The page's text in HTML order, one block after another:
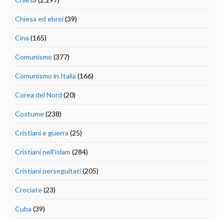
Chiesa ed ebrei(39)
Cina (165)
Comunismo (377)
Comunismo in Italia (166)
Corea del Nord (20)
Costume(238)
Cristiani e guerra (25)
Cristiani nell'islam (284)
Cristiani perseguitati(205)
Crociate(23)
Cuba (39)